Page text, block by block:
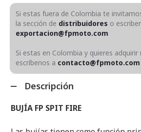
Si estas fuera de Colombia te
la sección de distribuidores o
exportacion@fpmoto.com
Si estas en Colombia y quieres
escríbenos a contacto@fpmoto.com
Descripción
BUJÍA FP SPIT FIRE